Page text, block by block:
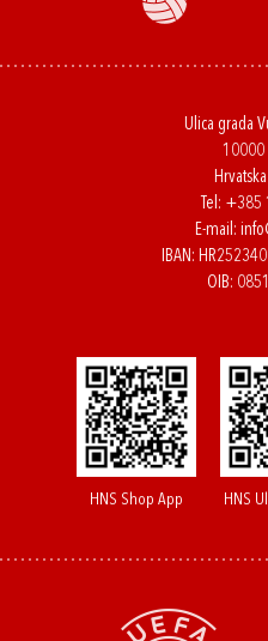
Ulica grada
10000
Tel: +385
E-mail:
IBAN:
OIB:
HNS Shop App HNS